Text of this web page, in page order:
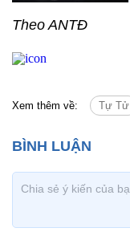
Theo ANTĐ
Xem thêm về: Tự Tử